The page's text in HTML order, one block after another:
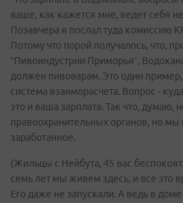
ваше, как кажется мне, ведет себя
Позавчера я послал туда комиссию
Потому что порой получалось, что,
“Пивоиндустрии Приморья”,
должен пивоварам. Это один пример,
система взаиморасчета. Вопрос -
это и ваша зарплата. Так что, думаю,
правоохранительных органов, но
заработанное.
(Жильцы с Нейбута, 45 вас
семь лет мы живем здесь, и все это
Его даже не запускали. А ведь в